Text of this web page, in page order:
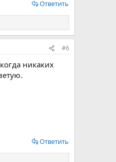
Ответить
#6
никаких
Ответить